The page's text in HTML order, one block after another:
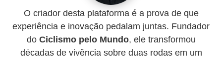
O criador desta plataforma é a prova de que
experiência e inovação pedalam juntas. Fundador
do Ciclismo pelo Mundo, ele transformou
décadas de vivência sobre duas rodas em um